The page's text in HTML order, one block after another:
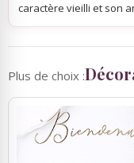
caractère vieilli et son
Plus de choix :